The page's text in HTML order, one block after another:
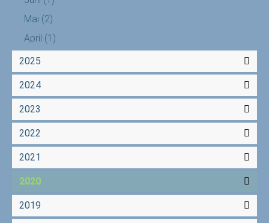
Mai (2)
April (1)
2025
2024
2023
2022
2021
2020
2019